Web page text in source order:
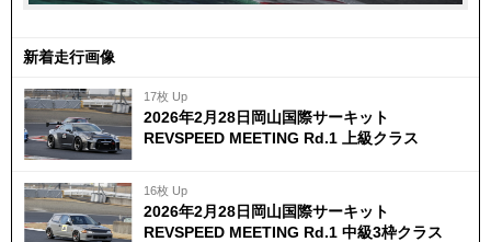
新着走行画像
17枚 Up
2026年2月28日岡山国際サーキット
REVSPEED MEETING Rd.1 上級クラス
16枚 Up
2026年2月28日岡山国際サーキット
REVSPEED MEETING Rd.1 中級3枠クラス